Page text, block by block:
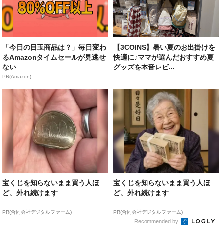
「今日の目玉商品は？」毎日変わ
るAmazonタイムセールが見逃せ
ない
PR(Amazon)
【3COINS】暑い夏のお出掛けを
快適に♪ママが選んだおすすめ夏
グッズを本音レビ...
宝くじを知らないまま買う人ほ
ど、外れ続けます
PR(合同会社デジタルファーム)
宝くじを知らないまま買う人ほ
ど、外れ続けます
PR(合同会社デジタルファーム)
Recommended by